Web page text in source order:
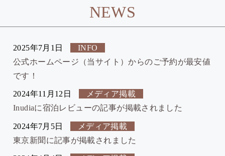
NEWS
2025年7月1日
INFO
公式ホームページ（当サイト）からのご予約が最安値
です！
2024年11月12日
メディア掲載
Inudiaに宿泊レビューの記事が掲載されました
2024年7月5日
メディア掲載
東京新聞に記事が掲載されました